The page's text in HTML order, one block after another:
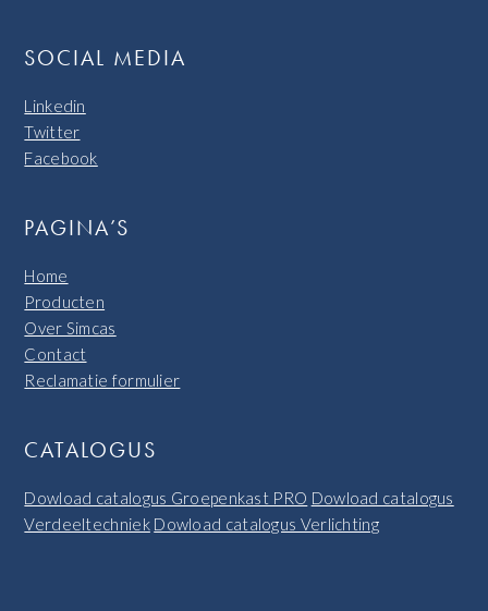
SOCIAL MEDIA
Linkedin
Twitter
Facebook
PAGINA’S
Home
Producten
Over Simcas
Contact
Reclamatie formulier
CATALOGUS
Dowload catalogus Groepenkast PRO Dowload catalogus
Verdeeltechniek Dowload catalogus Verlichting